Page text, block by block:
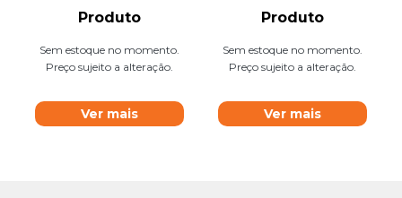
Produto
Sem estoque no momento.
Preço sujeito a alteração.
Ver mais
Produto
Sem estoque no momento.
Preço sujeito a alteração.
Ver mais